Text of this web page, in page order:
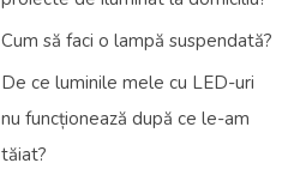
Cum să faci o lampă suspendată?
De ce luminile mele cu LED-uri
nu funcționează după ce le-am
tăiat?